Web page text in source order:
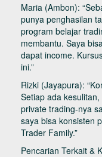
Maria (Ambon):
punya penghasilan
program belajar
membantu. Saya
dapat income.
ini.”
Rizki (Jayapura):
Setiap ada
private trading-nya
saya bisa konsisten
Trader Family.”
Pencarian Terkait &